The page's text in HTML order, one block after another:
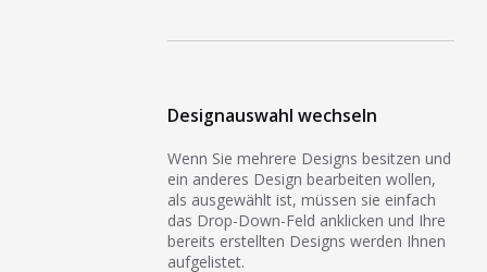
Designauswahl wechseln
Wenn Sie mehrere Designs besitzen und
ein anderes Design bearbeiten wollen,
als ausgewählt ist, müssen sie einfach
das Drop-Down-Feld anklicken und Ihre
bereits erstellten Designs werden Ihnen
aufgelistet.